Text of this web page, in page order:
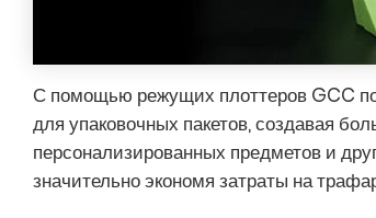
С помощью режущих плоттеров GCC
для упаковочных пакетов, создавая
персонализированных предметов и
значительно экономя затраты на